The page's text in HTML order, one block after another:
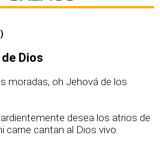
Dios
moradas, oh Jehová de los
desea los atrios de
carne cantan al Dios vivo.